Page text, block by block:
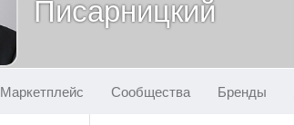
Писарницкий
Маркетплейс Сообщества Бренды